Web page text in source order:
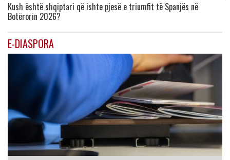
Kush është shqiptari që ishte pjesë e triumfit të Spanjës në
Botërorin 2026?
E-DIASPORA